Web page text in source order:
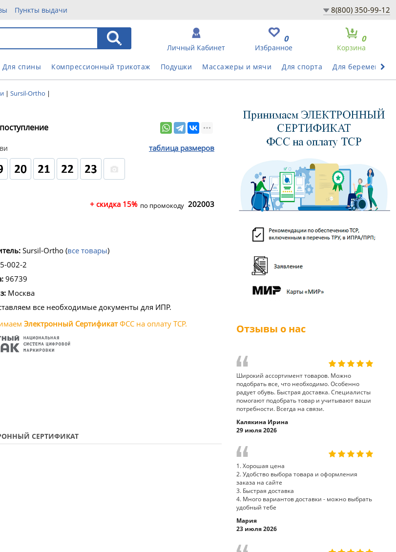
Пункты выдачи 8(800) 350-99-12
Корзина
0
Избранное
0
Личный Кабинет
Для спины Компрессионный трикотаж Подушки Массажеры и мячи Для спорта Для беременных
| Sursil-Ortho |
таблица размеров
+ скидка 15% по промокоду 202003
Sursil-Ortho(все товары)
002-2
96739
Москва
все необходимые документы для ИПР.
Электронный СертификатФСС на оплату ТСР.
СЕРТИФИКАТ
Отзывы о нас
Широкий ассортимент товаров. Можно
подобрать все, что необходимо. Особенно
радует обувь. Быстрая доставка. Специалисты
помогают подобрать товар и учитывают ваши
потребности. Всегда на связи.
Калякина Ирина
29 июля 2026
1. Хорошая цена
2. Удобство выбора товара и оформления
заказа на сайте
3. Быстрая доставка
4. Много вариантов доставки - можно выбрать
удобный тебе
Мария
23 июля 2026